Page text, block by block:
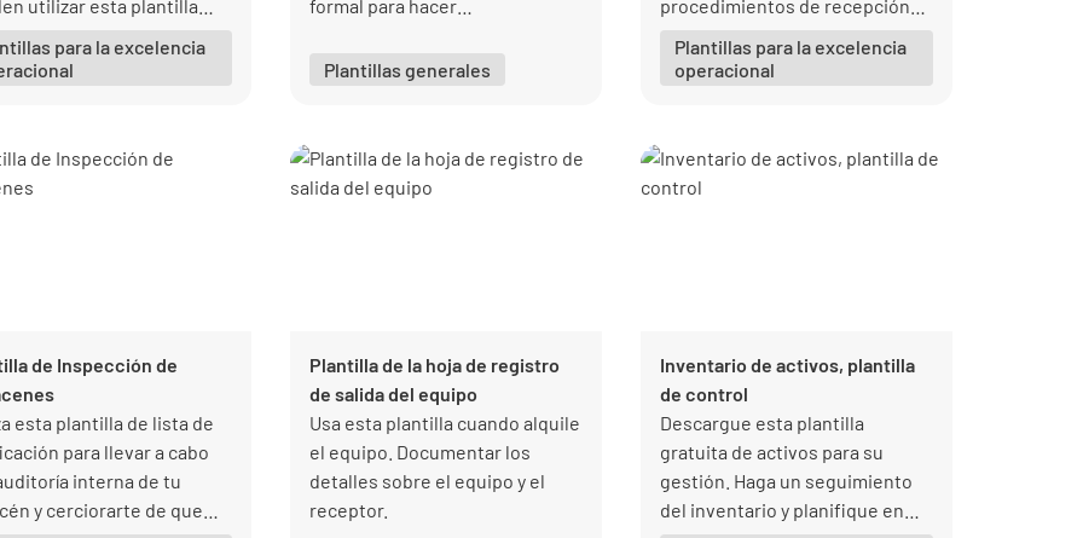
utilizar esta plantilla
para documentar los
y de referencia.
para la excelencia
formal para hacer
de construcción.
Plantillas generales
procedimientos de recepción
específicos.
Plantillas para la excelencia
operacional
de Inspección de
esta plantilla de lista de
para llevar a cabo
interna de tu
y cerciorarte de que
Plantilla de la hoja de registro
de salida del equipo
Usa esta plantilla cuando alquile
el equipo. Documentar los
detalles sobre el equipo y el
receptor.
Inventario de activos, plantilla
de control
Descargue esta plantilla
gratuita de activos para su
gestión. Haga un seguimiento
del inventario y planifique en